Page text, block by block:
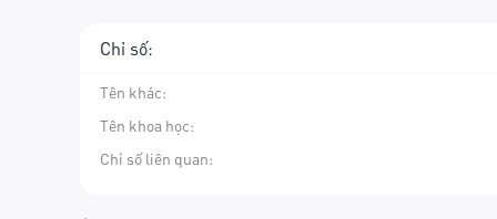
Chỉ số:
Tên khác:
Tên khoa học:
Chỉ số liên quan: